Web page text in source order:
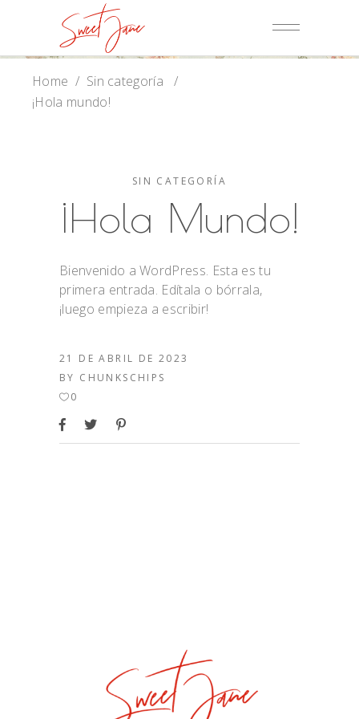
Home / Sin categoría
/
¡Hola mundo!
SIN CATEGORÍA
¡Hola Mundo!
Bienvenido a WordPress. Esta es tu
primera entrada. Edítala o bórrala,
¡luego empieza a escribir!
21 DE ABRIL DE 2023
BY CHUNKSCHIPS
0